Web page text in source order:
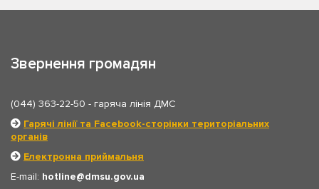
Звернення громадян
(044) 363-22-50 - гаряча лінія ДМС
Гарячі лінії та Facebook-сторінки територіальних
органів
Електронна приймальня
E-mail: hotline
dmsu.gov.ua